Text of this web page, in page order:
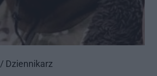
/ Dziennikarz